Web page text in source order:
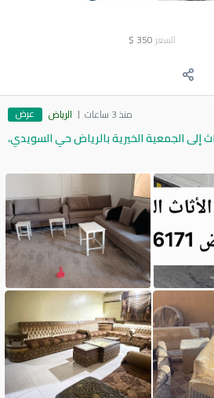
السعر 350
$
منذ 3 ساعات الرياض عرض
إلى الجمعية الخيرية بالرياض حي السويدي،